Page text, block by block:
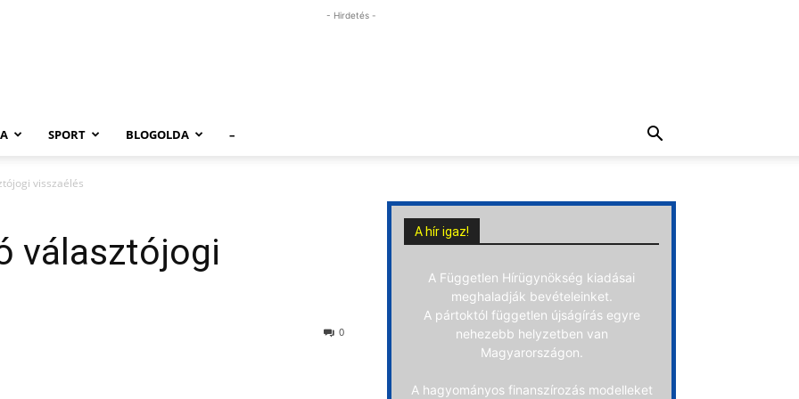
- Hirdetés -
SPORT BLOGOLDA –
visszaélés
választójogi
0
A hír igaz!
A Független Hírügynökség kiadásai
meghaladják bevételeinket.
A pártoktól független újságírás egyre
nehezebb helyzetben van
Magyarországon.
A hagyományos finanszírozás modelleket